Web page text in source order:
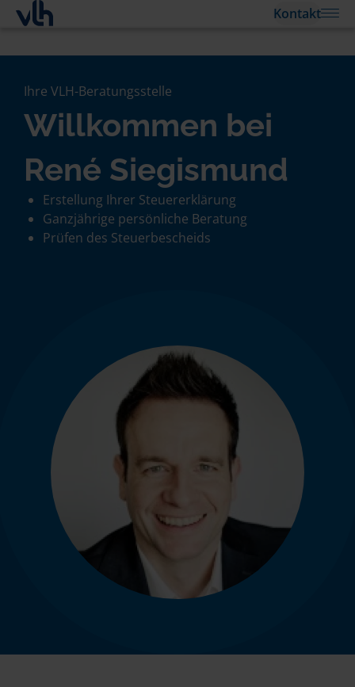
Kontakt
Ihre VLH-Beratungsstelle
Willkommen bei
René Siegismund
Erstellung Ihrer Steuererklärung
Ganzjährige persönliche Beratung
Prüfen des Steuerbescheids